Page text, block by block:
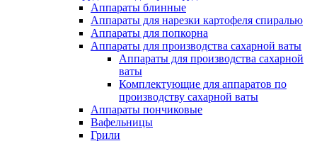
Аппараты блинные
Аппараты для нарезки картофеля спиралью
Аппараты для попкорна
Аппараты для производства сахарной ваты
Аппараты для производства сахарной
ваты
Комплектующие для аппаратов по
производству сахарной ваты
Аппараты пончиковые
Вафельницы
Грили